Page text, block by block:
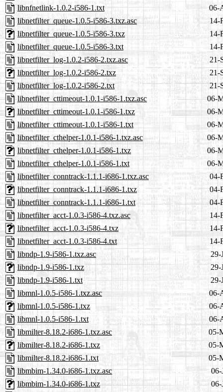
libnfnetlink-1.0.2-i586-1.txt
06-
libnetfilter_queue-1.0.5-i586-3.txz.asc
14-
libnetfilter_queue-1.0.5-i586-3.txz
14-
libnetfilter_queue-1.0.5-i586-3.txt
14-
libnetfilter_log-1.0.2-i586-2.txz.asc
21-
libnetfilter_log-1.0.2-i586-2.txz
21-
libnetfilter_log-1.0.2-i586-2.txt
21-
libnetfilter_cttimeout-1.0.1-i586-1.txz.asc
06-
libnetfilter_cttimeout-1.0.1-i586-1.txz
06-
libnetfilter_cttimeout-1.0.1-i586-1.txt
06-
libnetfilter_cthelper-1.0.1-i586-1.txz.asc
06-
libnetfilter_cthelper-1.0.1-i586-1.txz
06-
libnetfilter_cthelper-1.0.1-i586-1.txt
06-
libnetfilter_conntrack-1.1.1-i686-1.txz.asc
04-
libnetfilter_conntrack-1.1.1-i686-1.txz
04-
libnetfilter_conntrack-1.1.1-i686-1.txt
04-
libnetfilter_acct-1.0.3-i586-4.txz.asc
14-
libnetfilter_acct-1.0.3-i586-4.txz
14-
libnetfilter_acct-1.0.3-i586-4.txt
14-
libndp-1.9-i586-1.txz.asc
29-
libndp-1.9-i586-1.txz
29-
libndp-1.9-i586-1.txt
29-
libmnl-1.0.5-i586-1.txz.asc
06-
libmnl-1.0.5-i586-1.txz
06-
libmnl-1.0.5-i586-1.txt
06-
libmilter-8.18.2-i686-1.txz.asc
05-
libmilter-8.18.2-i686-1.txz
05-
libmilter-8.18.2-i686-1.txt
05-
libmbim-1.34.0-i686-1.txz.asc
06-
libmbim-1.34.0-i686-1.txz
06-